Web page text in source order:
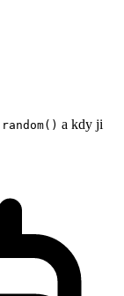
random() a kdy ji